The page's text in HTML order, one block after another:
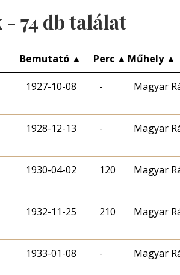
- 74 db találat
Bemutató ▲ Perc ▲ Műhely ▲
1927-10-08 - Magyar
1928-12-13 - Magyar
1930-04-02 120 Magyar
1932-11-25 210 Magyar
1933-01-08 - Magyar